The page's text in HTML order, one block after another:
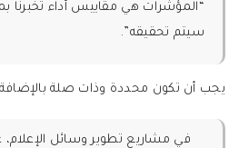
“المؤشرات هي مقاييس أداء تخبرنا
سيتم تحقيقه”.
يجب أن تكون محددة وذات صلة بالإضافة
في مشاريع تطوير وسائل